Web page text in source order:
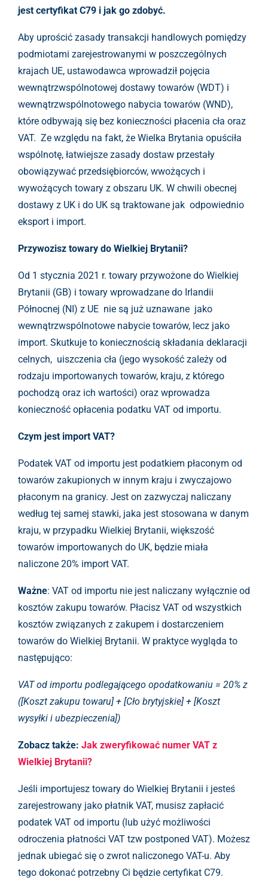
jest certyfikat C79 i jak go zdobyć.
Aby uprościć zasady transakcji handlowych pomiędzy
podmiotami zarejestrowanymi w poszczególnych
krajach UE, ustawodawca wprowadził pojęcia
wewnątrzwspólnotowej dostawy towarów (WDT) i
wewnątrzwspólnotowego nabycia towarów (WND),
które odbywają się bez konieczności płacenia cła oraz
VAT. Ze względu na fakt, że Wielka Brytania opuściła
wspólnotę, łatwiejsze zasady dostaw przestały
obowiązywać przedsiębiorców, wwożących i
wywożących towary z obszaru UK. W chwili obecnej
dostawy z UK i do UK są traktowane jak odpowiednio
eksport i import.
Przywozisz towary do Wielkiej Brytanii?
Od 1 stycznia 2021 r. towary przywożone do Wielkiej
Brytanii (GB) i towary wprowadzane do Irlandii
Północnej (NI) z UE nie są już uznawane jako
wewnątrzwspólnotowe nabycie towarów, lecz jako
import. Skutkuje to koniecznością składania deklaracji
celnych, uiszczenia cła (jego wysokość zależy od
rodzaju importowanych towarów, kraju, z którego
pochodzą oraz ich wartości) oraz wprowadza
konieczność opłacenia podatku VAT od importu.
Czym jest import VAT?
Podatek VAT od importu jest podatkiem płaconym od
towarów zakupionych w innym kraju i zwyczajowo
płaconym na granicy. Jest on zazwyczaj naliczany
według tej samej stawki, jaka jest stosowana w danym
kraju, w przypadku Wielkiej Brytanii, większość
towarów importowanych do UK, będzie miała
naliczone 20% import VAT.
Ważne: VAT od importu nie jest naliczany wyłącznie od
kosztów zakupu towarów. Płacisz VAT od wszystkich
kosztów związanych z zakupem i dostarczeniem
towarów do Wielkiej Brytanii. W praktyce wygląda to
następująco:
VAT od importu podlegającego opodatkowaniu = 20% z
([Koszt zakupu towaru] + [Cło brytyjskie] + [Koszt
wysyłki i ubezpieczenia])
Zobacz także: Jak zweryfikować numer VAT z
Wielkiej Brytanii?
Jeśli importujesz towary do Wielkiej Brytanii i jesteś
zarejestrowany jako płatnik VAT, musisz zapłacić
podatek VAT od importu (lub użyć możliwości
odroczenia płatności VAT tzw postponed VAT). Możesz
jednak ubiegać się o zwrot naliczonego VAT-u. Aby
tego dokonać potrzebny Ci będzie certyfikat C79.